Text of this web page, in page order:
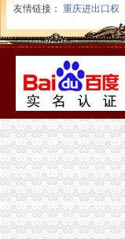
江津工商局化市代办一
潼南县工商局一般纳税
秀山县工商局怎么注册
铜梁县工商局严把四关
梁平县工商局七个“化”
渝中区朝天门工商所深
巫山县工商局一般纳税
全市一般纳税人注册流
黔江区工商分局“三化”
梁平县工商局加“十一”
沙坪坝区工商分局怎么
铜梁县工商局怎么注册
九龙坡区工商分局“一会
璧山县工商局怎么注册
友情链接： 重庆进出口权